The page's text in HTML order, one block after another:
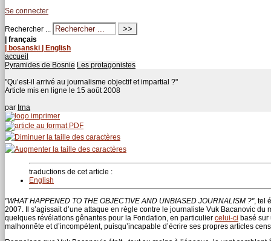
Se connecter
Rechercher ...
| français
| bosanski | English
accueil
Pyramides de Bosnie Les protagonistes
"Qu’est-il arrivé au journalisme objectif et impartial ?"
Article mis en ligne le 15 août 2008
par Irna
traductions de cet article :
English
"WHAT HAPPENED TO THE OBJECTIVE AND UNBIASED JOURNALISM ?", tel
2007. Il s’agissait d’une attaque en règle contre le journaliste Vuk Bacanovic du
quelques révélations gênantes pour la Fondation, en particulier celui-ci basé sur
malhonnête et d’incompétent, puisqu’incapable d’écrire ses propres articles